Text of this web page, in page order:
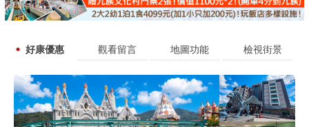
好康優惠 觀看留言 地圖功能 檢視街景